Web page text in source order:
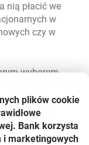
nią płacić we
w
czy w
wyborem
ze środków
za zakup
w dystrybucji i
plików cookie
Bank korzysta
i marketingowych